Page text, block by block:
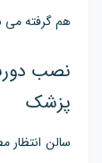
هم گرفته می
نصب
پزشک
سالن